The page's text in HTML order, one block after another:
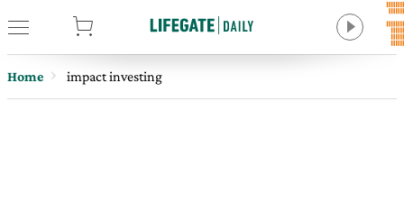
Home impact investing